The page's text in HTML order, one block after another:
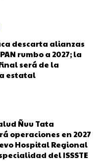
descarta alianzas
rumbo a 2027; la
será de la
estatal
Ñuu Tata
operaciones en 2027
Hospital Regional
del ISSSTE